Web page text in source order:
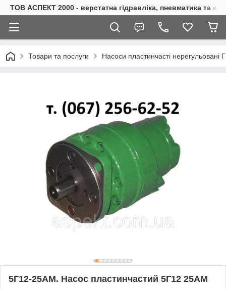
ТОВ АСПЕКТ 2000 - верстатна гідравліка, пневматика та
Товари та послуги Насоси пластинчасті нерегульовані
5Г12-25АМ. Насос пластинчастий 5Г12 25АМ